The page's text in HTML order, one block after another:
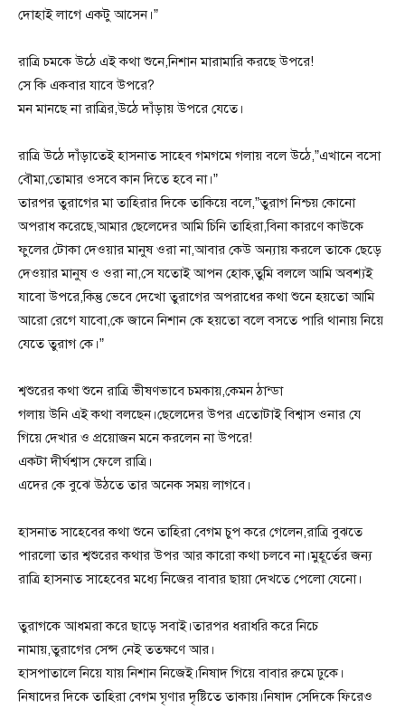
দোহাই লাগে একটু আসেন।”
রাত্রি চমকে উঠে এই কথা শুনে,নিশান মারামারি করছে উপরে!
সে কি একবার যাবে উপরে?
মন মানছে না রাত্রির,উঠে দাঁড়ায় উপরে যেতে।
রাত্রি উঠে দাঁড়াতেই হাসনাত সাহেব গমগমে গলায় বলে উঠে,”এখানে বসো
বৌমা,তোমার ওসবে কান দিতে হবে না।”
তারপর তুরাগের মা তাহিরার দিকে তাকিয়ে বলে,”তুরাগ নিশ্চয় কোনো
অপরাধ করেছে,আমার ছেলেদের আমি চিনি তাহিরা,বিনা কারণে কাউকে
ফুলের টোকা দেওয়ার মানুষ ওরা না,আবার কেউ অন্যায় করলে তাকে ছেড়ে
দেওয়ার মানুষ ও ওরা না,সে যতোই আপন হোক,তুমি বললে আমি অবশ্যই
যাবো উপরে,কিন্তু ভেবে দেখো তুরাগের অপরাধের কথা শুনে হয়তো আমি
আরো রেগে যাবো,কে জানে নিশান কে হয়তো বলে বসতে পারি থানায় নিয়ে
যেতে তুরাগ কে।”
শ্বশুরের কথা শুনে রাত্রি ভীষণভাবে চমকায়,কেমন ঠান্ডা
গলায় উনি এই কথা বলছেন।ছেলেদের উপর এতোটাই বিশ্বাস ওনার যে
গিয়ে দেখার ও প্রয়োজন মনে করলেন না উপরে!
একটা দীর্ঘশ্বাস ফেলে রাত্রি।
এদের কে বুঝে উঠতে তার অনেক সময় লাগবে।
হাসনাত সাহেবের কথা শুনে তাহিরা বেগম চুপ করে গেলেন,রাত্রি বুঝতে
পারলো তার শ্বশুরের কথার উপর আর কারো কথা চলবে না।মুহূর্তের জন্য
রাত্রি হাসনাত সাহেবের মধ্যে নিজের বাবার ছায়া দেখতে পেলো যেনো।
তুরাগকে আধমরা করে ছাড়ে সবাই।তারপর ধরাধরি করে নিচে
নামায়,তুরাগের সেন্স নেই ততক্ষণে আর।
হাসপাতালে নিয়ে যায় নিশান নিজেই।নিষাদ গিয়ে বাবার রুমে ঢুকে।
নিষাদের দিকে তাহিরা বেগম ঘৃণার দৃষ্টিতে তাকায়।নিষাদ সেদিকে ফিরেও